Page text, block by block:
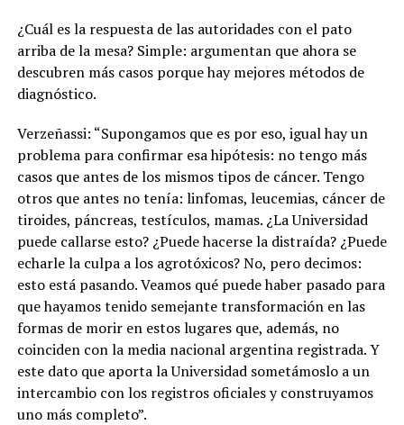
¿Cuál es la respuesta de las autoridades con el pato
arriba de la mesa? Simple: argumentan que ahora se
descubren más casos porque hay mejores métodos de
diagnóstico.
Verzeñassi: “Supongamos que es por eso, igual hay un
problema para confirmar esa hipótesis: no tengo más
casos que antes de los mismos tipos de cáncer. Tengo
otros que antes no tenía: linfomas, leucemias, cáncer de
tiroides, páncreas, testículos, mamas. ¿La Universidad
puede callarse esto? ¿Puede hacerse la distraída? ¿Puede
echarle la culpa a los agrotóxicos? No, pero decimos:
esto está pasando.Veamos qué puede haber pasado para
que hayamos tenido semejante transformación en las
formas de morir en estos lugares que, además, no
coinciden con la media nacional argentina registrada. Y
este dato que aporta la Universidad sometámoslo a un
intercambio con los registros oficiales y construyamos
uno más completo”.